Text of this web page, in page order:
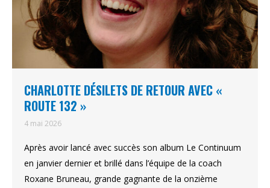
CHARLOTTE DÉSILETS DE RETOUR AVEC «
ROUTE 132 »
4 mai 2026
Après avoir lancé avec succès son album Le Continuum
en janvier dernier et brillé dans l’équipe de la coach
Roxane Bruneau, grande gagnante de la onzième